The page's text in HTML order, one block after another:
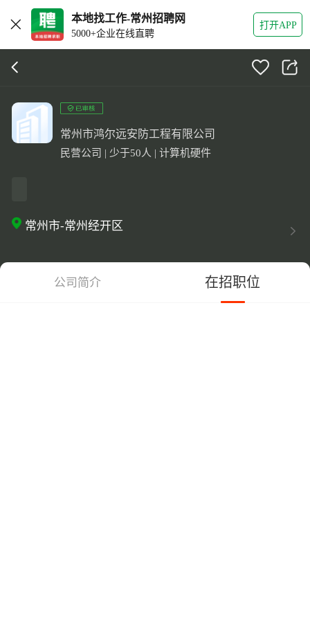
本地找工作-常州招聘网
5000+企业在线直聘
打开APP
常州市鸿尔远安防工程有限公司
民营公司 | 少于50人 | 计算机硬件
常州市-常州经开区
公司简介 在招职位